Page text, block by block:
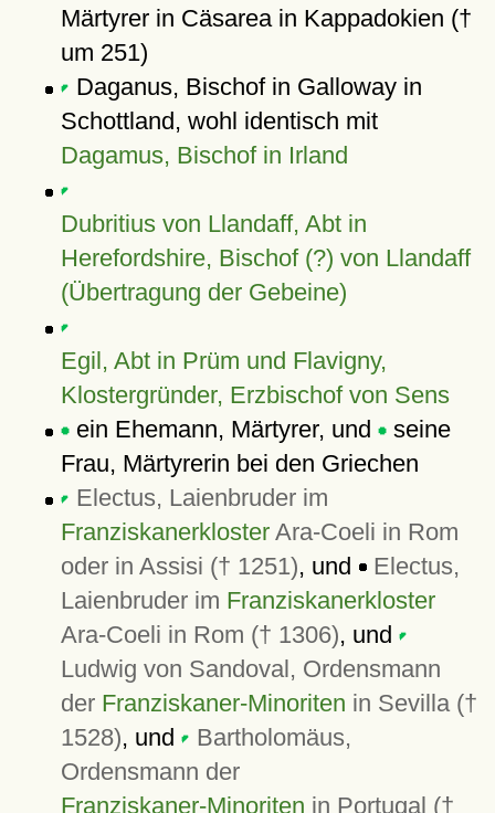
Märtyrer in Cäsarea in Kappadokien (†
um 251)
Daganus, Bischof in Galloway in
Schottland, wohl identisch mit
Dagamus, Bischof in Irland
Dubritius von Llandaff, Abt in
Herefordshire, Bischof (?) von Llandaff
(Übertragung der Gebeine)
Egil, Abt in Prüm und Flavigny,
Klostergründer, Erzbischof von Sens
ein Ehemann, Märtyrer, und seine
Frau, Märtyrerin bei den Griechen
Electus, Laienbruder im
FranziskanerklosterAra-Coeli in Rom
oder in Assisi († 1251), und
Electus,
Laienbruder im Franziskanerkloster
Ara-Coeli in Rom († 1306), und
Ludwig von Sandoval, Ordensmann
der Franziskaner-Minoriten in Sevilla (†
1528), und
Bartholomäus,
Ordensmann der
Franziskaner-Minoriten in Portugal (†